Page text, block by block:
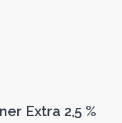
Extra 2,5 %